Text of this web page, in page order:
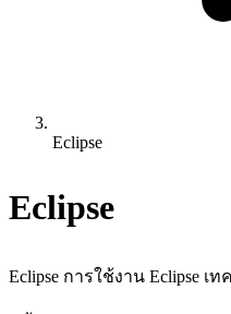
Eclipse
Eclipse
Eclipse การใช้งาน Eclipse เ